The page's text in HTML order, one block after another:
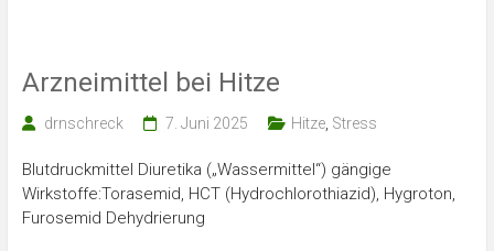
Arzneimittel bei Hitze
drnschreck 7. Juni 2025 Hitze, Stress
Blutdruckmittel Diuretika („Wassermittel“) gängige
Wirkstoffe:Torasemid, HCT (Hydrochlorothiazid), Hygroton,
Furosemid Dehydrierung